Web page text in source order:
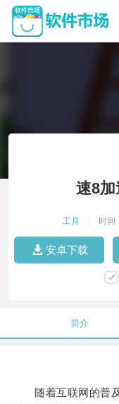
速8
工具 时间
安卓下载
简介
随着互联网的普及